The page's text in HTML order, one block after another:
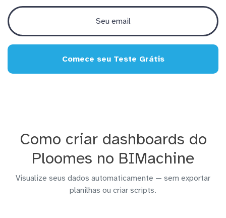
Comece seu Teste Grátis
Como criar dashboards do
Ploomes no BIMachine
Visualize seus dados automaticamente — sem exportar
planilhas ou criar scripts.